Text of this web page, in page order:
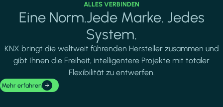
ALLES VERBINDEN
Eine Norm.Jede Marke. Jedes
System.
KNX bringt die weltweit führenden Hersteller zusammen und
gibt Ihnen die Freiheit, intelligentere Projekte mit totaler
Flexibilität zu entwerfen.
Mehr erfahren